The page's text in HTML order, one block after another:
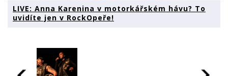
LIVE: Anna Karenina v motorkářském hávu? To
uvidíte jen v RockOpeře!